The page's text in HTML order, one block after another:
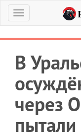
Меню
В
через
пытали